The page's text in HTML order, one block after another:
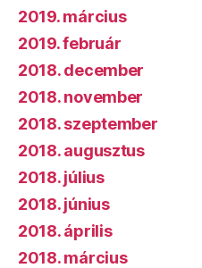
2019. március
2019. február
2018. december
2018. november
2018. szeptember
2018. augusztus
2018. július
2018. június
2018. április
2018. március